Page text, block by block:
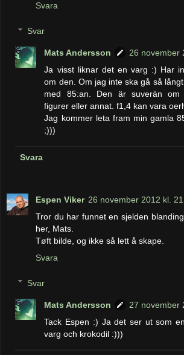
Svara
Svar
Mats Andersson
26 november
Ja visst liknar det en varg :) Har
om den. Om jag inte ska gå så
med 85:an. Den är suverän om
figurer eller annat. f1,4 kan vara
Jag kommer leta fram min gamla
;)))
Svara
Espen Viker 26 november 2012 kl.
Tror du har funnet en sjelden
her, Mats.
Tøft bilde, og ikke så lett å skape.
Svara
Svar
Mats Andersson
27 november
Tack Espen :) Ja det ser ut som
varg och krokodil :)))